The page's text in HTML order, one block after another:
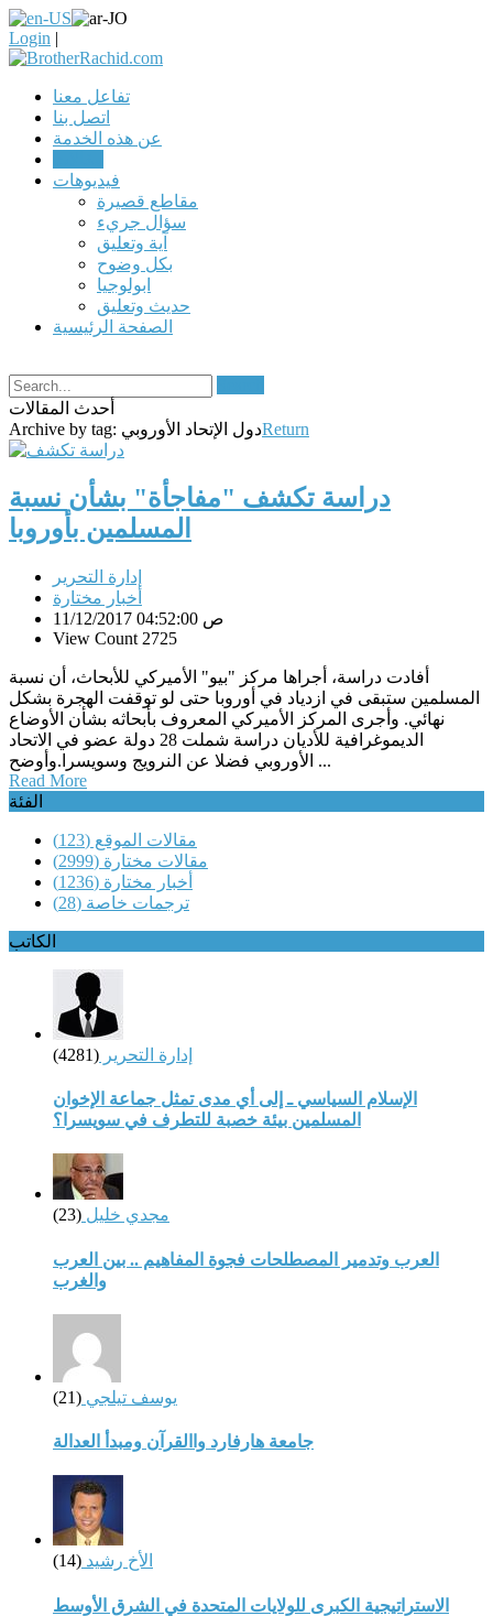
Login |
تفاعل معنا
اتصل بنا
عن هذه الخدمة
فيديوهات
مقاطع قصيرة
سؤال جريء
آية وتعليق
بكل وضوح
ابولوجيا
حديث وتعليق
الصفحة الرئيسية
أحدث المقالات
Archive by tag: دول الإتحاد الأوروبيReturn
دراسة تكشف "مفاجأة" بشأن نسبة
المسلمين بأوروبا
إدارة التحرير
أخبار مختارة
11/12/2017 04:52:00 ص
View Count 2725
أفادت دراسة، أجراها مركز "بيو" الأميركي للأبحاث، أن نسبة
المسلمين ستبقى في ازدياد في أوروبا حتى لو توقفت الهجرة بشكل
نهائي. وأجرى المركز الأميركي المعروف بأبحاثه بشأن الأوضاع
الديموغرافية للأديان دراسة شملت 28 دولة عضو في الاتحاد
الأوروبي فضلا عن النرويج وسويسرا.وأوضح ...
Read More
الفئة
مقالات الموقع (123)
مقالات مختارة (2999)
أخبار مختارة (1236)
ترجمات خاصة (28)
الكاتب
إدارة التحرير (4281)
الإسلام السياسي ـ إلى أي مدى تمثل جماعة الإخوان
المسلمين بيئة خصبة للتطرف في سويسرا؟
مجدي خليل (23)
العرب وتدمير المصطلحات فجوة المفاهيم .. بين العرب
والغرب
يوسف تيلجي (21)
جامعة هارفارد واالقرآن ومبدأ العدالة
الأخ رشيد (14)
الاستراتيجية الكبرى للولايات المتحدة في الشرق الأوسط